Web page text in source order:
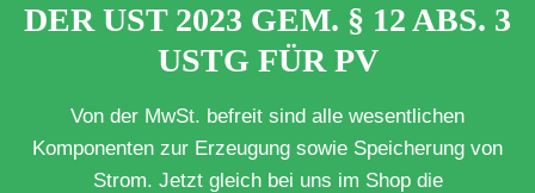
DER UST 2023 GEM. § 12 ABS. 3
USTG FÜR PV
Von der MwSt. befreit sind alle wesentlichen
Komponenten zur Erzeugung sowie Speicherung von
Strom. Jetzt gleich bei uns im Shop die